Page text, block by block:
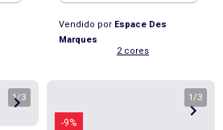
Vendido por Espace Des
Marques
2 cores
1/3
-9%
1 /3